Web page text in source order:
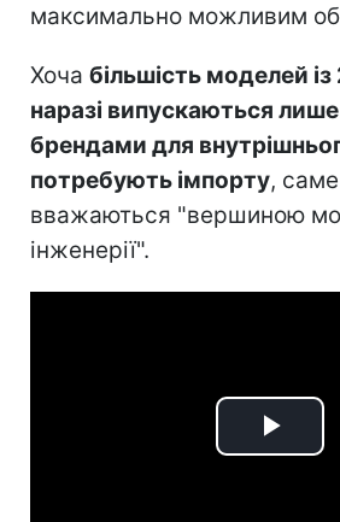
максимально можливим
Хоча більшість моделей
наразі випускаються
брендами для
потребують імпорту,
вважаються "вершиною
інженерії".
Play